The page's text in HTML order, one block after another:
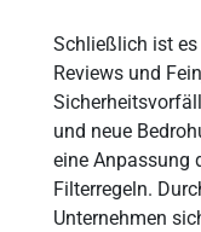
Schließlich ist
Reviews und
und neue
eine Anpassung
Filterregeln.
Unternehmen